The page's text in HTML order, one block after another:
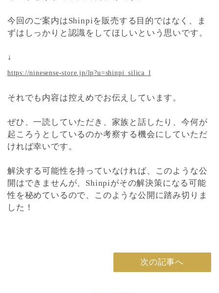
今回のご案内はShinpiを販売する目的ではなく、ま
ずはしっかりと認識をしてほしいという思いです。
↓
https://ninesense-store.jp/lp?u=shinpi_silica_l
それでも内容は控えめでお伝えしています。
ぜひ、一読していただき、家族と話したり、今何が
起ころうとしているのか考察する機会にしていただ
ければ幸いです。
解決する可能性を持っていなければ、このような公
開はできませんが、Shinpiがその解決策になる可能
性を秘めているので、このような公開に踏み切りま
した！
次の記事へ